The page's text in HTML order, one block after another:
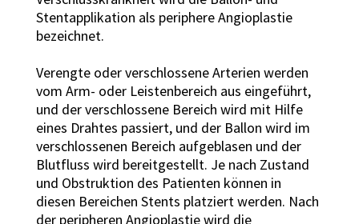
Stentapplikation als periphere Angioplastie
bezeichnet.
Verengte oder verschlossene Arterien werden
vom Arm- oder Leistenbereich aus eingeführt,
und der verschlossene Bereich wird mit Hilfe
eines Drahtes passiert, und der Ballon wird im
verschlossenen Bereich aufgeblasen und der
Blutfluss wird bereitgestellt. Je nach Zustand
und Obstruktion des Patienten können in
diesen Bereichen Stents platziert werden. Nach
der peripheren Angioplastie wird die